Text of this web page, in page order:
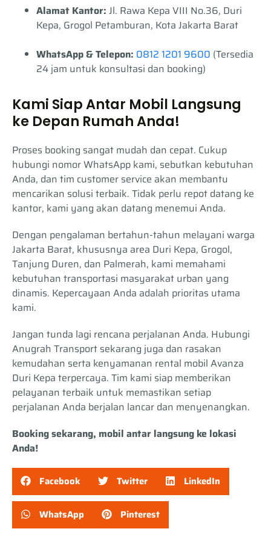
driver kami siap memberikan pengalaman
perjalanan yang nyaman dan aman untuk
dapat diselesaikan sebelum atau sesudah
masa sewa berakhir sesuai agreement yang
akan diberikan bukti resmi sebagai jaminan
transparansi layanan. Untuk kemudahan
secara cicilan untuk paket sewa jangka
panjang dengan syarat dan ketentuan
tertentu.
Alamat Kantor: Jl. Rawa Kepa VIII No.36, Duri
Kepa, Grogol Petamburan, Kota Jakarta Barat
WhatsApp & Telepon: 0812 1201 9600 (Tersedia
24 jam untuk konsultasi dan booking)
Kami Siap Antar Mobil Langsung
ke Depan Rumah Anda!
Proses booking sangat mudah dan cepat. Cukup
hubungi nomor WhatsApp kami, sebutkan kebutuhan
Anda, dan tim customer service akan membantu
mencarikan solusi terbaik. Tidak perlu repot datang ke
kantor, kami yang akan datang menemui Anda.
Dengan pengalaman bertahun-tahun melayani warga
Jakarta Barat, khususnya area Duri Kepa, Grogol,
Tanjung Duren, dan Palmerah, kami memahami
kebutuhan transportasi masyarakat urban yang
dinamis. Kepercayaan Anda adalah prioritas utama
kami.
Jangan tunda lagi rencana perjalanan Anda. Hubungi
Anugrah Transport sekarang juga dan rasakan
kemudahan serta kenyamanan rental mobil Avanza
Duri Kepa terpercaya. Tim kami siap memberikan
pelayanan terbaik untuk memastikan setiap
perjalanan Anda berjalan lancar dan menyenangkan.
Booking sekarang, mobil antar langsung ke lokasi
Anda!
Facebook Twitter LinkedIn
WhatsApp Pinterest